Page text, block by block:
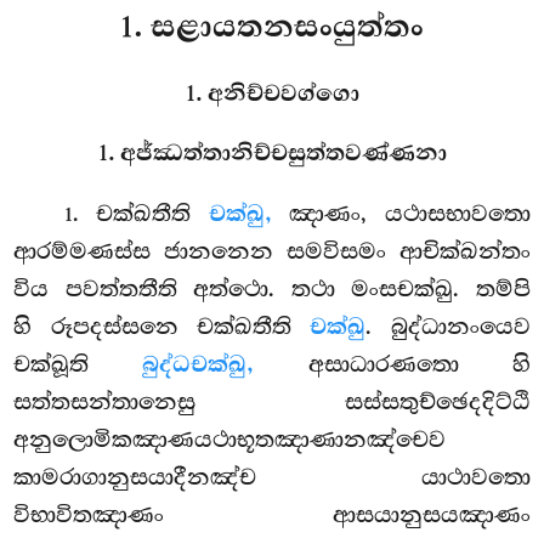
1. සළායතනසංයුත්තං
1. අනිච්චවග්ගො
1. අජ්ඣත්තානිච්චසුත්තවණ්ණනා
1. චක්ඛතීති චක්ඛු, ඤාණං, යථාසභාවතො
ආරම්මණස්ස ජානනෙන සමවිසමං ආචික්ඛන්තං
විය පවත්තතීති අත්ථො. තථා මංසචක්ඛු. තම්පි
හි රූපදස්සනෙ චක්ඛතීතිචක්ඛු. බුද්ධානංයෙව
චක්ඛූතිබුද්ධචක්ඛු, අසාධාරණතො හි
සත්තසන්තානෙසු සස්සතුච්ඡෙදදිට්ඨි
අනුලොමිකඤාණයථාභූතඤාණානඤ්චෙව
කාමරාගානුසයාදීනඤ්ච යාථාවතො
විභාවිතඤාණං ආසයානුසයඤාණං